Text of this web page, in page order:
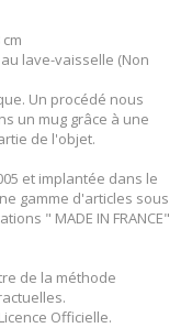
lave-vaisselle (Non
Un procédé nous
un mug grâce à une
de l'objet.
et implantée dans le
gamme d'articles sous
" MADE IN FRANCE"
de la méthode
Officielle.